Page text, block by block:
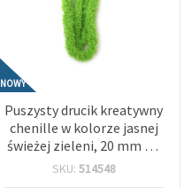
NOWY
Puszysty drucik kreatywny
chenille w kolorze jasnej
świeżej zieleni, 20 mm × 1
m – idealny do
SKU: 514548